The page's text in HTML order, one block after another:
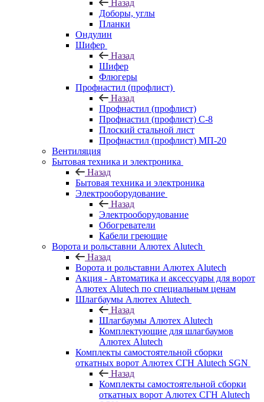
Назад
Доборы, углы
Планки
Ондулин
Шифер
Назад
Шифер
Флюгеры
Профнастил (профлист)
Назад
Профнастил (профлист)
Профнастил (профлист) С-8
Плоский стальной лист
Профнастил (профлист) МП-20
Вентиляция
Бытовая техника и электроника
Назад
Бытовая техника и электроника
Электрооборудование
Назад
Электрооборудование
Обогреватели
Кабели греющие
Ворота и рольставни Алютех Alutech
Назад
Ворота и рольставни Алютех Alutech
Акция - Автоматика и аксессуары для ворот
Алютех Alutech по специальным ценам
Шлагбаумы Алютех Alutech
Назад
Шлагбаумы Алютех Alutech
Комплектующие для шлагбаумов
Алютех Alutech
Комплекты самостоятельной сборки
откатных ворот Алютех СГН Alutech SGN
Назад
Комплекты самостоятельной сборки
откатных ворот Алютех СГН Alutech